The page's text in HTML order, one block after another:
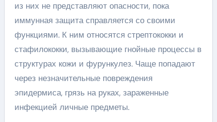
из них не представляют опасности, пока
иммунная защита справляется со своими
функциями. К ним относятся стрептококки и
стафилококки, вызывающие гнойные процессы в
структурах кожи и фурункулез. Чаще попадают
через незначительные повреждения
эпидермиса, грязь на руках, зараженные
инфекцией личные предметы.